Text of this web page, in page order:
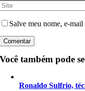
Salve meu nome, e-
Você também pode
Ronaldo Sulfrio,